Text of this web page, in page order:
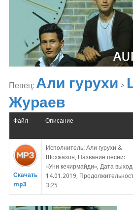
Певец: Али гурухи >
Жураев
Файл Описание
Скачать
mp3
Исполнитель: Али гурухи &
Шохжахон, Название песни:
«Уни кечирмайди», Дата
14.01.2019,
3:25